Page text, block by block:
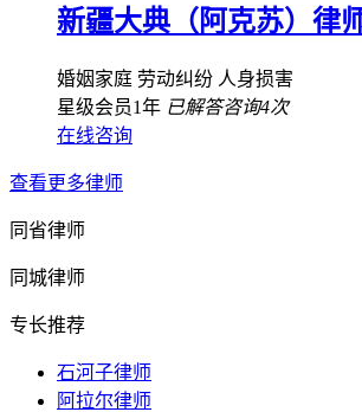
新疆大典（阿克苏）律
婚姻家庭 劳动纠纷 人身损害
星级会员1年 已解答咨询4次
在线咨询
查看更多律师
同省律师
同城律师
专长推荐
石河子律师
阿拉尔律师